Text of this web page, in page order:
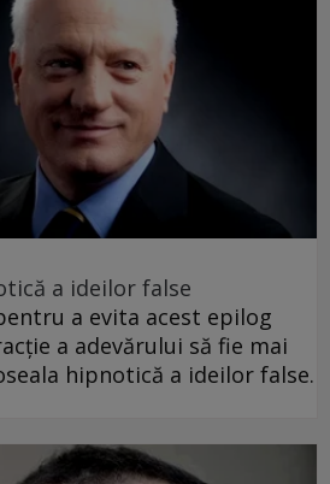
a ideilor false
a evita acest epilog
a adevărului să fie mai
hipnotică a ideilor false.